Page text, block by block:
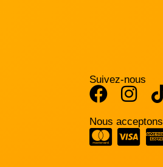
Suivez-nous
Nous acceptons